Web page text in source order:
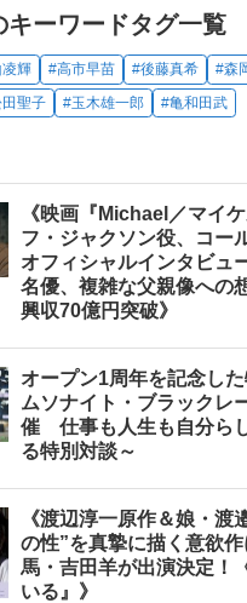
キーワードタグ一覧
輝 #高市早苗 #後藤真希 #森
聖子 #玉木雄一郎 #亀和田武
《映画『Michael／マイ
フ・ジャクソン役、コー
オフィシャルインタビュ
名優、複雑な父親像への
興収70億円突破》
オープン1周年を記念し
ムソナイト・ブラックレ
催 仕事も人生も自分ら
る特別対談～
《渡辺淳一原作＆娘・渡
の性”を真摯に描く意欲
馬・吉田羊が出演決定！
いる』》